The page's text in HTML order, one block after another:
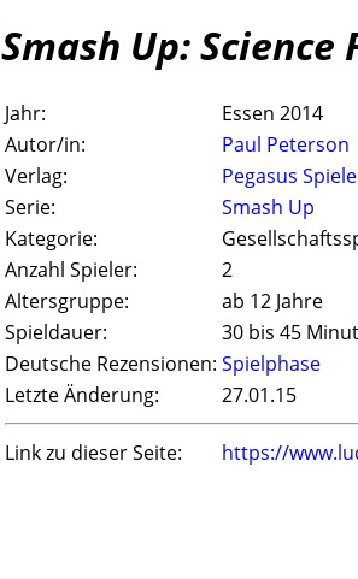
Smash Up:
Jahr:
Essen 2014
Autor/in:
Paul Peterson
Verlag:
Pegasus Spiele
Serie:
Smash Up
Kategorie:
Anzahl Spieler:
2
Altersgruppe:
ab 12 Jahre
Spieldauer:
30 bis 45
Deutsche Rezensionen: Spielphase
Letzte Änderung:
27.01.15
Link zu dieser Seite: https://